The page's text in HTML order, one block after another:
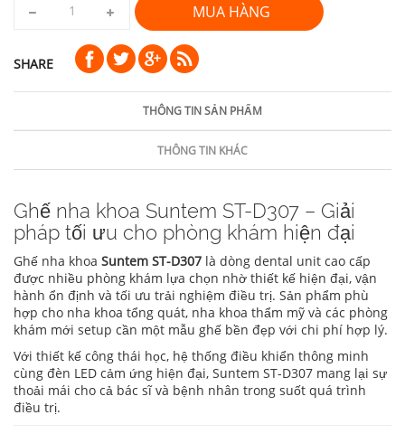
MUA HÀNG
SHARE
THÔNG TIN SẢN PHẨM
THÔNG TIN KHÁC
Ghế nha khoa Suntem ST-D307 – Giải
pháp tối ưu cho phòng khám hiện đại
Ghế nha khoa Suntem ST-D307 là dòng dental unit cao cấp
được nhiều phòng khám lựa chọn nhờ thiết kế hiện đại, vận
hành ổn định và tối ưu trải nghiệm điều trị. Sản phẩm phù
hợp cho nha khoa tổng quát, nha khoa thẩm mỹ và các phòng
khám mới setup cần một mẫu ghế bền đẹp với chi phí hợp lý.
Với thiết kế công thái học, hệ thống điều khiển thông minh
cùng đèn LED cảm ứng hiện đại, Suntem ST-D307 mang lại sự
thoải mái cho cả bác sĩ và bệnh nhân trong suốt quá trình
điều trị.